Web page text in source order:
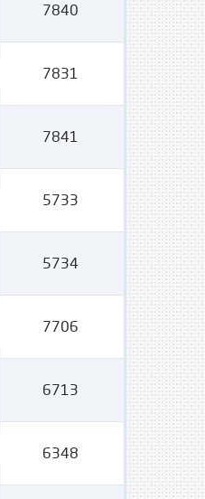
7840
7831
7841
5733
5734
7706
6713
6348